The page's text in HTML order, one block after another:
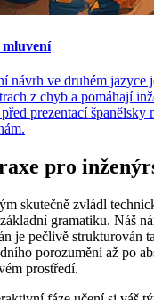
návrh ve druhém jazyce
z chyb a pomáhají
prezentací španělsky
pro
skutečně zvládl
gramatiku. Náš
je pečlivě strukturován
porozumění až po
prostředí.